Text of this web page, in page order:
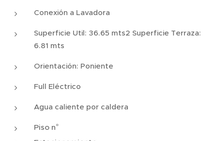
Conexión a Lavadora
Superficie Util: 36.65 mts2 Superficie Terraza:
6.81 mts
Orientación: Poniente
Full Eléctrico
Agua caliente por caldera
Piso n°